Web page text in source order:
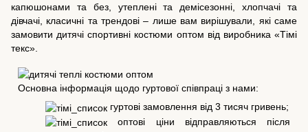
капюшонами та без, утеплені та демісезонні, хлопчачі та
дівчачі, класичні та трендові – лише вам вирішували, які саме
замовити дитячі спортивні костюми оптом від виробника «Тімі
текс».
Основна інформація щодо гуртової співпраці з нами:
гуртові замовлення від 3 тисяч гривень;
оптові ціни відправляються після